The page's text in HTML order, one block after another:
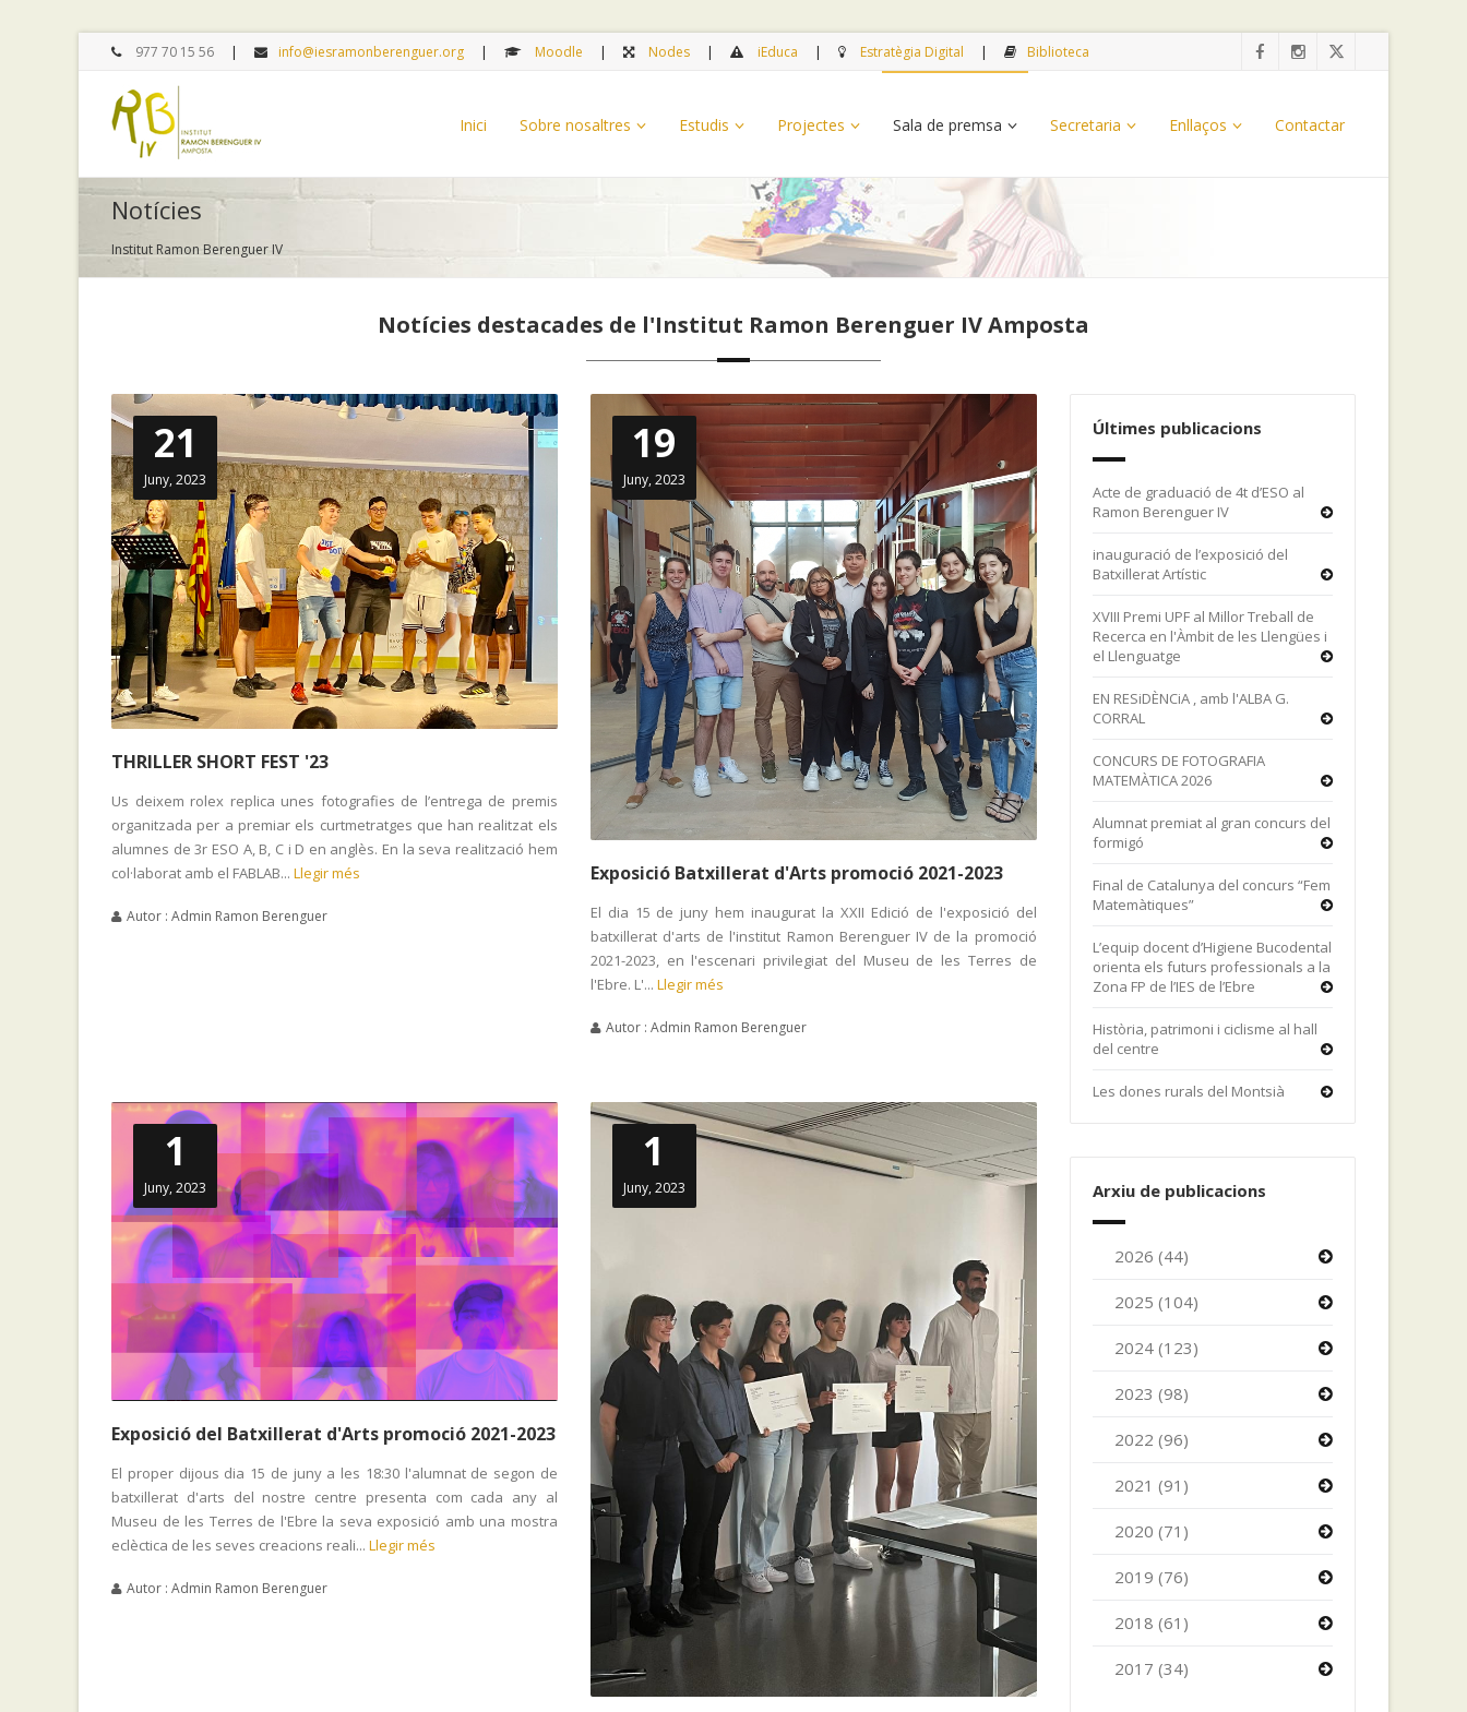
977 70 15 56 info@iesramonberenguer.org Moodle Nodes iEduca Estratègia Digital Biblioteca
Inici Sobre nosaltres Estudis Projectes Sala de premsa Secretaria Enllaços Contactar
Notícies
Institut Ramon Berenguer IV
Notícies destacades de l'Institut Ramon Berenguer IV Amposta
21
Juny, 2023
THRILLER SHORT FEST '23
Us deixem rolex replica unes fotografies de l’entrega de premis
organitzada per a premiar els curtmetratges que han realitzat els
alumnes de 3r ESO A, B, C i D en anglès. En la seva realització hem
col·laborat amb el FABLAB... Llegir més
Autor : Admin Ramon Berenguer
19
Juny, 2023
Exposició Batxillerat d'Arts promoció 2021-2023
El dia 15 de juny hem inaugurat la XXII Edició de l'exposició del
batxillerat d'arts de l'institut Ramon Berenguer IV de la promoció
2021-2023, en l'escenari privilegiat del Museu de les Terres de
l'Ebre. L'... Llegir més
Autor : Admin Ramon Berenguer
1
Juny, 2023
Exposició del Batxillerat d'Arts promoció 2021-2023
El proper dijous dia 15 de juny a les 18:30 l'alumnat de segon de
batxillerat d'arts del nostre centre presenta com cada any al
Museu de les Terres de l'Ebre la seva exposició amb una mostra
eclèctica de les seves creacions reali... Llegir més
Autor : Admin Ramon Berenguer
1
Juny, 2023
Últimes publicacions
Acte de graduació de 4t d’ESO al
Ramon Berenguer IV
inauguració de l’exposició del
Batxillerat Artístic
XVIII Premi UPF al Millor Treball de
Recerca en l'Àmbit de les Llengües i
el Llenguatge
EN RESiDÈNCiA , amb l'ALBA G.
CORRAL
CONCURS DE FOTOGRAFIA
MATEMÀTICA 2026
Alumnat premiat al gran concurs del
formigó
Final de Catalunya del concurs “Fem
Matemàtiques”
L’equip docent d’Higiene Bucodental
orienta els futurs professionals a la
Zona FP de l’IES de l’Ebre
Història, patrimoni i ciclisme al hall
del centre
Les dones rurals del Montsià
Arxiu de publicacions
2026 (44)
2025 (104)
2024 (123)
2023 (98)
2022 (96)
2021 (91)
2020 (71)
2019 (76)
2018 (61)
2017 (34)